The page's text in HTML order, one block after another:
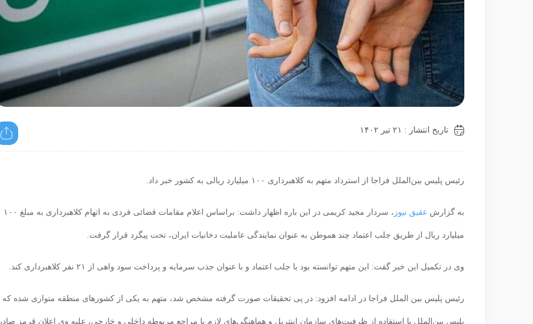
تاریخ انتشار : ۲۱ تیر ۱۴۰۲
رئیس پلیس بین‌الملل فراجا از استرداد متهم به کلاهبرداری ۱۰۰ میلیارد ریالی به کشور خبر داد.
به گزارش عقیق نیوز ، سردار مجید کریمی در این باره اظهار داشت: براساس اعلام مقامات قضائی فردی به اتهام کلاهبرداری به مبلغ ۱۰۰
میلیارد ریال از طریق جلب اعتماد چند هموطن به عنوان نمایندگی عاملیت دخانیات ایران، تحت پیگرد قرار گرفت.
وی در تکمیل این خبر گفت: این متهم توانسته بود با جلب اعتماد و با عنوان جذب سرمایه و پرداخت سود واهی از ۲۱ نفر کلاهبرداری کند.
رئیس پلیس بین الملل فراجا در ادامه افزود: در پی تحقیقات صورت گرفته مشخص شد، متهم به یکی از کشورهای منطقه متواری شده که
پلیس بین‌الملل‌ با استفاده از ظرفیت‌های سازمان اینترپل و هماهنگی‌های لازم با مراجع مربوطه داخلی و خارجی، علیه وی اعلان قرمز صادر